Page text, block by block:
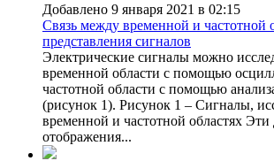
Добавлено 9 января 2021 в 02:15
Связь между временной и частотной
представления сигналов
Электрические сигналы можно
временной области с помощью
частотной области с помощью
(рисунок 1). Рисунок 1 – Сигналы,
временной и частотной областях
отображения...